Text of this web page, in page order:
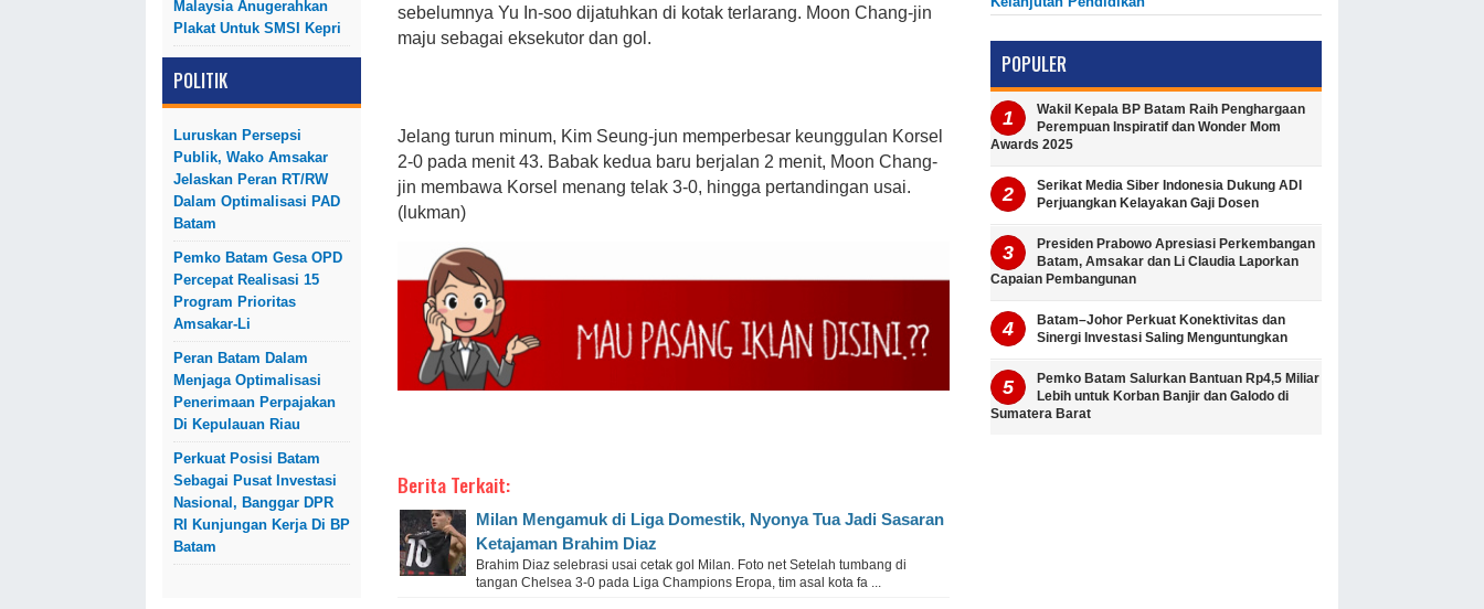
Malaysia Anugerahkan
Plakat Untuk SMSI Kepri
POLITIK
Luruskan Persepsi
Publik, Wako Amsakar
Jelaskan Peran RT/RW
Dalam Optimalisasi PAD
Batam
Pemko Batam Gesa OPD
Percepat Realisasi 15
Program Prioritas
Amsakar-Li
Peran Batam Dalam
Menjaga Optimalisasi
Penerimaan Perpajakan
Di Kepulauan Riau
Perkuat Posisi Batam
Sebagai Pusat Investasi
Nasional, Banggar DPR
RI Kunjungan Kerja Di BP
Batam
sebelumnya Yu In-soo dijatuhkan di kotak terlarang. Moon Chang-jin
maju sebagai eksekutor dan gol.
Jelang turun minum, Kim Seung-jun memperbesar keunggulan Korsel
2-0 pada menit 43. Babak kedua baru berjalan 2 menit, Moon Chang-
jin membawa Korsel menang telak 3-0, hingga pertandingan usai.
(lukman)
Berita Terkait:
Milan Mengamuk di Liga Domestik, Nyonya Tua Jadi Sasaran
Ketajaman Brahim Diaz
Brahim Diaz selebrasi usai cetak gol Milan. Foto net Setelah tumbang di
tangan Chelsea 3-0 pada Liga Champions Eropa, tim asal kota fa ...
POPULER
Wakil Kepala BP Batam Raih Penghargaan
Perempuan Inspiratif dan Wonder Mom
Awards 2025
Serikat Media Siber Indonesia Dukung ADI
Perjuangkan Kelayakan Gaji Dosen
Presiden Prabowo Apresiasi Perkembangan
Batam, Amsakar dan Li Claudia Laporkan
Capaian Pembangunan
Batam–Johor Perkuat Konektivitas dan
Sinergi Investasi Saling Menguntungkan
Pemko Batam Salurkan Bantuan Rp4,5 Miliar
Lebih untuk Korban Banjir dan Galodo di
Sumatera Barat